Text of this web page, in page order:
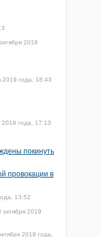
2019
2019 года, 18:43
2019 года, 17:13
покинуть
провокации в
13:52
октября 2019
2019 года,